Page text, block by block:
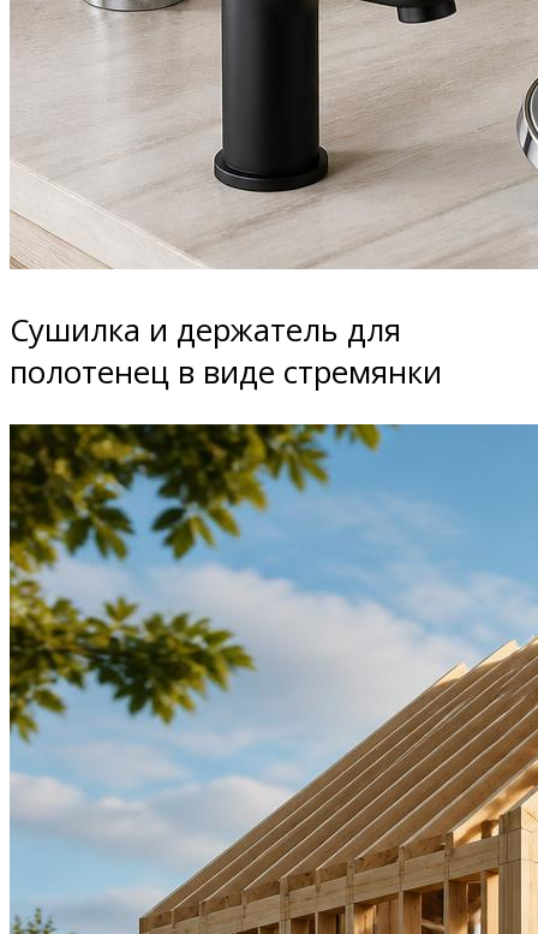
Сушилка и держатель для
полотенец в виде стремянки